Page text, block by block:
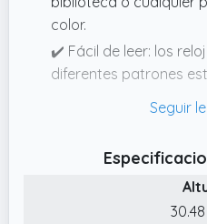
color.
✔️ Fácil de leer: los
diferentes patrones
conveniente para leer
✔️ Tamaño universal:
forma cuadrada
Amplios ángulos de